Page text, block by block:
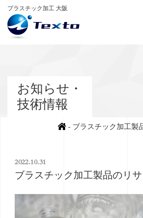
プラスチック加工 大阪
お知らせ・
技術情報
- ブラスチック加工製
2022.10.31
ブラスチック加工製品のリ